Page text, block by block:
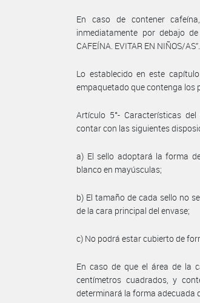
En caso de contener
inmediatamente por debajo
CAFEÍNA. EVITAR EN NIÑOS/AS”.
Lo establecido en este
empaquetado que contenga los
Artículo 5°- Características
contar con las siguientes
a) El sello adoptará la forma
blanco en mayúsculas;
b) El tamaño de cada sello no
de la cara principal del envase;
c) No podrá estar cubierto de
En caso de que el área de la
centímetros cuadrados, y
determinará la forma adecuada